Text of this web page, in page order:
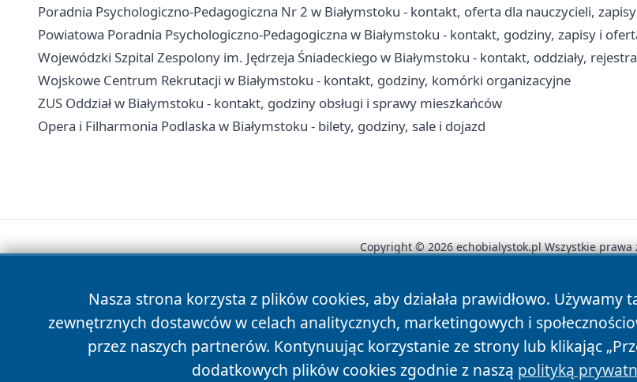
Poradnia Psychologiczno-Pedagogiczna Nr 2 w Białymstoku - kontakt, oferta dla nauczycieli, zapisy
Powiatowa Poradnia Psychologiczno-Pedagogiczna w Białymstoku - kontakt, godziny, zapisy i
Wojewódzki Szpital Zespolony im. Jędrzeja Śniadeckiego w Białymstoku - kontakt, oddziały,
Wojskowe Centrum Rekrutacji w Białymstoku - kontakt, godziny, komórki organizacyjne
ZUS Oddział w Białymstoku - kontakt, godziny obsługi i sprawy mieszkańców
Opera i Filharmonia Podlaska w Białymstoku - bilety, godziny, sale i dojazd
Nasza strona korzysta z plików cookies, aby działała prawidłowo.
zewnętrznych dostawców w celach analitycznych, marketingowych i
przez naszych partnerów. Kontynuując korzystanie ze strony lub klikając
dodatkowych plików cookies zgodnie z naszą polityką
Copyright © 2026 echobialystok.pl Wszystkie prawa
News Autorzy Polityka Prywatności